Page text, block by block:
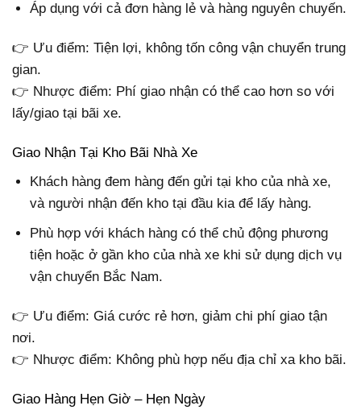
Áp dụng với cả đơn hàng lẻ và hàng nguyên chuyến.
👉 Ưu điểm: Tiện lợi, không tốn công vận chuyển trung
gian.
👉 Nhược điểm: Phí giao nhận có thể cao hơn so với
lấy/giao tại bãi xe.
Giao Nhận Tại Kho Bãi Nhà Xe
Khách hàng đem hàng đến gửi tại kho của nhà xe,
và người nhận đến kho tại đầu kia để lấy hàng.
Phù hợp với khách hàng có thể chủ động phương
tiện hoặc ở gần kho của nhà xe khi sử dụng dịch vụ
vận chuyển Bắc Nam.
👉 Ưu điểm: Giá cước rẻ hơn, giảm chi phí giao tận
nơi.
👉 Nhược điểm: Không phù hợp nếu địa chỉ xa kho bãi.
Giao Hàng Hẹn Giờ – Hẹn Ngày